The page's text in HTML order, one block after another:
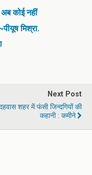
कोई नहीं
मिश्रा.
Next Post
शहर में फंसी जिन्दगियों की
कहानी : कमीने